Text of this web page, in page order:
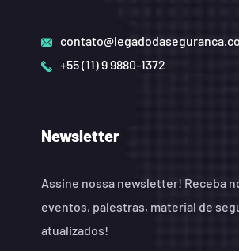
+55 (11) 9 9880-1372
Newsletter
Assine nossa newsletter! Receba
eventos, palestras, material de
atualizados!